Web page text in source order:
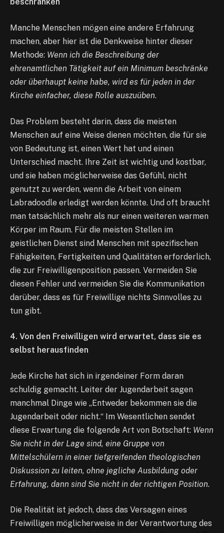
Manche Menschen mögen eine andere Erfahrung
machen, aber hier ist die Denkweise hinter dieser
Methode: Wenn ich die Beschreibung der
ehrenamtlichen Tätigkeit auf ein Minimum beschränke
oder überhaupt keine habe, wird es für jeden in der
Kirche einfacher, diese Rolle auszuüben.
Das Problem besteht darin, dass die meisten
Menschen auf eine Weise dienen möchten, die für sie
von Bedeutung ist, einen Wert hat und einen
Unterschied macht. Ihre Zeit ist wichtig und kostbar,
und sie haben möglicherweise das Gefühl, nicht
genutzt zu werden, wenn die Arbeit von einem
Labradoodle erledigt werden könnte. Und oft braucht
man tatsächlich mehr als nur einen weiteren warmen
Körper im Raum. Für die meisten Stellen im
geistlichen Dienst sind Menschen mit spezifischen
Fähigkeiten, Fertigkeiten und Qualitäten erforderlich,
die zur Freiwilligenposition passen. Vermeiden Sie
diesen Fehler und vermeiden Sie die Kommunikation
darüber, dass es für Freiwillige nichts Sinnvolles zu
tun gibt.
4. Von den Freiwilligen wird erwartet, dass sie es
selbst herausfinden
Jede Kirche hat sich in irgendeiner Form daran
schuldig gemacht. Leiter der Jugendarbeit sagen
manchmal Dinge wie „Entweder bekommen sie die
Jugendarbeit oder nicht.“ Im Wesentlichen sendet
diese Erwartung die folgende Art von Botschaft: Wenn
Sie nicht in der Lage sind, eine Gruppe von
Mittelschülern in einer tiefgreifenden theologischen
Diskussion zu leiten, ohne jegliche Ausbildung oder
Erfahrung, dann sind Sie nicht in der richtigen Position.
Die Realität ist jedoch, dass das Versagen eines
Freiwilligen möglicherweise in der Verantwortung des